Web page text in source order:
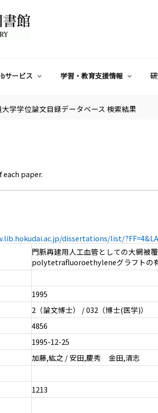
サービス 学習・教育支援情報
学学位論文目録データベース 検索結果
paper.
dissertations/list/
門脈再建用人工血管としての大網被
polytetrafluoroethyleneグラフトの
1995
2（論文博士） / 032（博士(医学)）
4856
1995-12-25
加藤,紘之 / 安田,慶秀 金田,清志
1213